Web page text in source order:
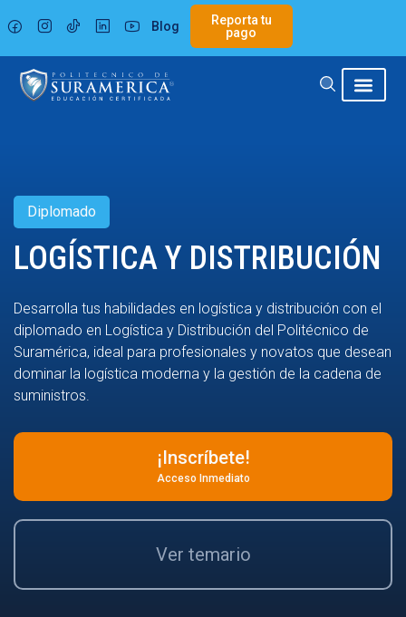
al
contenido
Blog
Reporta tu
pago
Diplomado
LOGÍSTICA Y DISTRIBUCIÓN
Desarrolla tus habilidades en logística y distribución con el
diplomado en Logística y Distribución del Politécnico de
Suramérica, ideal para profesionales y novatos que desean
dominar la logística moderna y la gestión de la cadena de
suministros.
¡Inscríbete!
Acceso Inmediato
Ver temario